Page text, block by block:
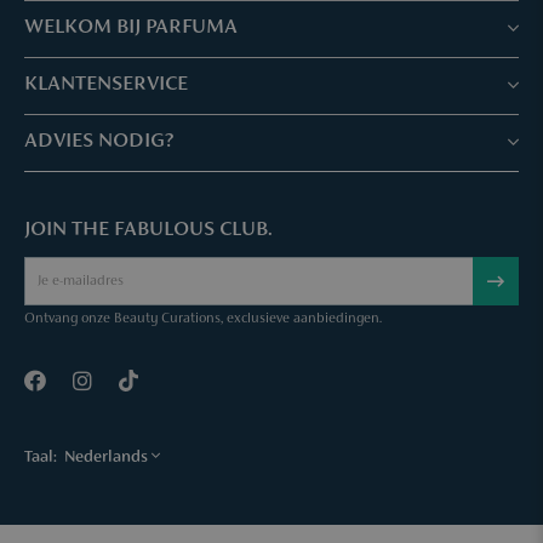
WELKOM BIJ PARFUMA
Winkels & Services
Reserveer je afspraak
Over Parfuma
Vacatures
KLANTENSERVICE
Klantenservice & Veelgestelde vragen
Parfuma geschenkbon
Sample Service
ADVIES NODIG?
Mail ons
Bel ons
JOIN THE FABULOUS CLUB.
Ontvang onze Beauty Curations, exclusieve aanbiedingen.
Taal: Nederlands